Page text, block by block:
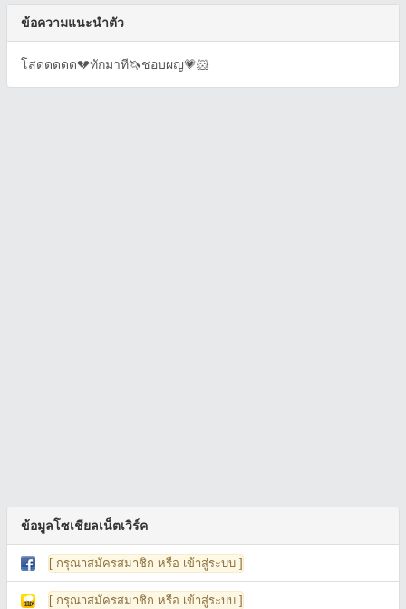
ข้อความแนะนำตัว
โสดดดดด💔ทักมาที🦄ชอบผญ💗🐹
ข้อมูลโซเชียลเน็ตเวิร์ค
[ กรุณาสมัครสมาชิก หรือ เข้าสู่ระบบ ]
[ กรุณาสมัครสมาชิก หรือ เข้าสู่ระบบ ]